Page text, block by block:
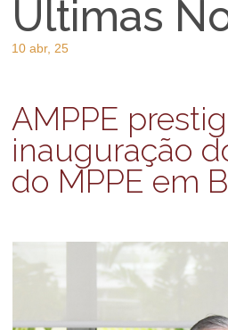
Últimas
10 abr, 25
AMPPE
inauguração
do MPPE em